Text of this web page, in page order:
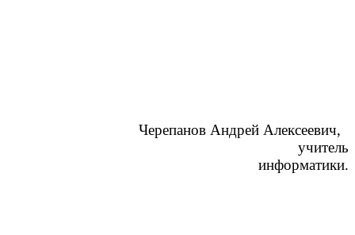
Черепанов Андрей Алексеевич,
учитель
информатики.